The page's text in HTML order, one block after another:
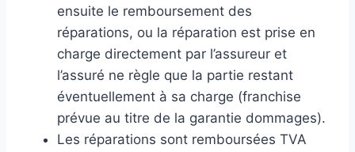
ensuite le remboursement des
réparations, ou la réparation est prise en
charge directement par l’assureur et
l’assuré ne règle que la partie restant
éventuellement à sa charge (franchise
prévue au titre de la garantie dommages).
Les réparations sont remboursées TVA